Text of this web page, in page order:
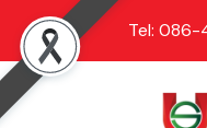
Tel: 086-